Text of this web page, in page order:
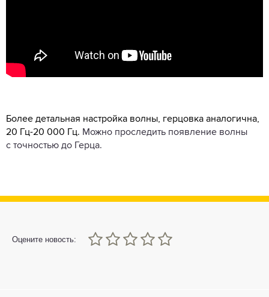
Более детальная настройка волны, герцовка аналогична,
20 Гц-20 000 Гц. Можно проследить появление волны
с точностью до Герца.
Оцените новость:
0
1 3 4 5